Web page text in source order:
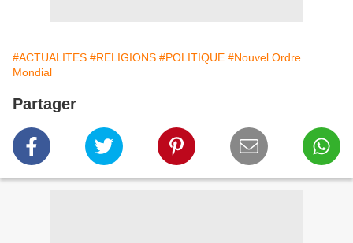
#ACTUALITES #RELIGIONS #POLITIQUE #Nouvel Ordre
Mondial
Partager